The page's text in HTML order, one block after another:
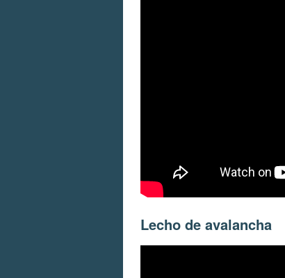
Lecho de avalancha